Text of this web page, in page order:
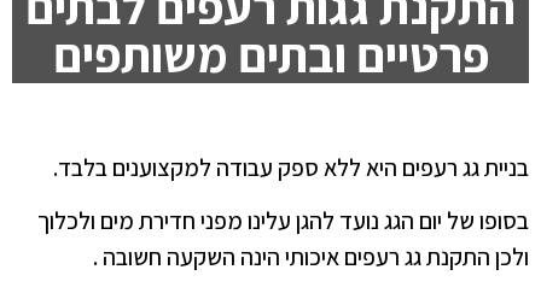
פרטיים ובתים משותפים
בניית גג רעפים היא ללא ספק עבודה למקצוענים בלבד.
בסופו של יום הגג נועד להגן עלינו מפני חדירת מים ולכלוך
ולכן התקנת גג רעפים איכותי הינה השקעה חשובה .